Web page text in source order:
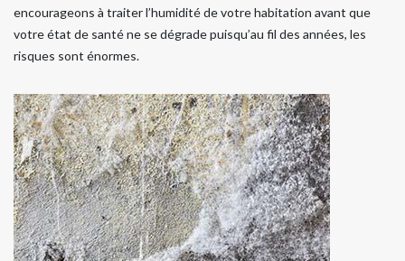
encourageons à traiter l’humidité de votre habitation avant que
votre état de santé ne se dégrade puisqu’au fil des années, les
risques sont énormes.